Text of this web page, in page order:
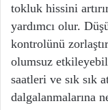
tokluk hissini
yardımcı olur.
kontrolünü
olumsuz
saatleri ve sık sık
dalgalanmalarına